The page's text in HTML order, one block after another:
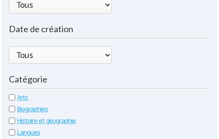
Date de création
Catégorie
Arts
Biographies
Histoire et géographie
Langues